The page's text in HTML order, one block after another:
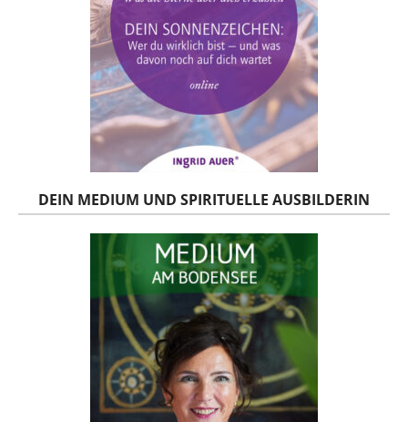
DEIN MEDIUM UND SPIRITUELLE AUSBILDERIN